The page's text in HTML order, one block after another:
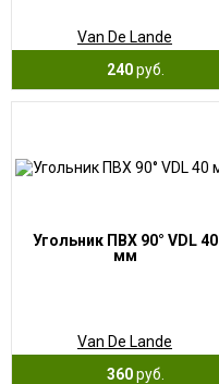
Van De Lande
240руб.
Угольник ПВХ 90° VDL 40
мм
Van De Lande
360руб.